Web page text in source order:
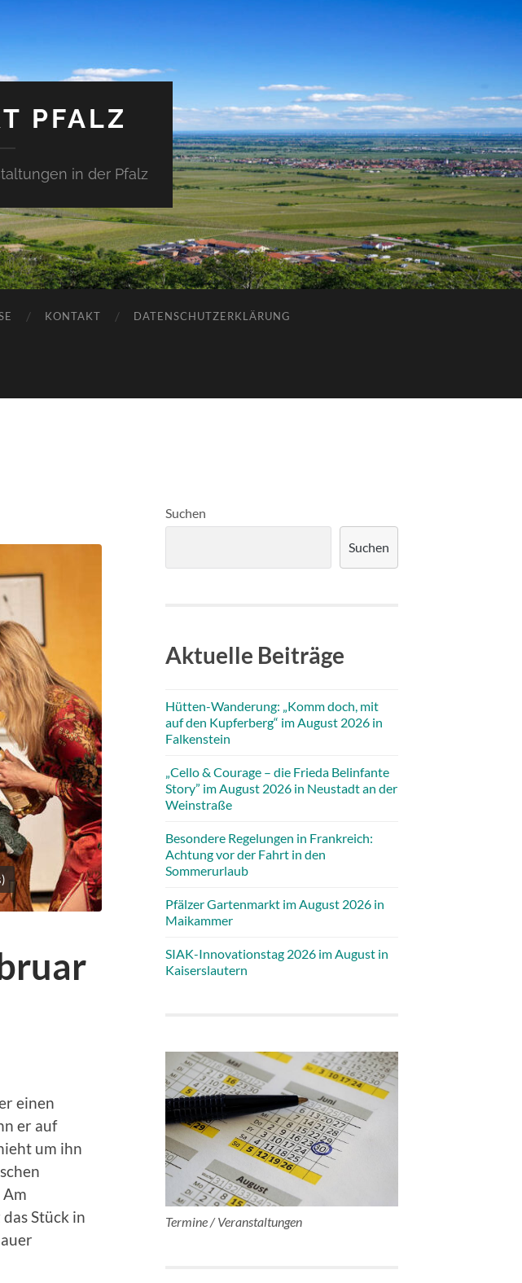
PFALZ
in der Pfalz
KONTAKT DATENSCHUTZERKLÄRUNG
einen
er auf
um ihn
Stück in
Suchen
Suchen
Aktuelle Beiträge
Hütten-Wanderung: „Komm doch, mit
auf den Kupferberg“ im August 2026 in
Falkenstein
„Cello & Courage – die Frieda Belinfante
Story” im August 2026 in Neustadt an der
Weinstraße
Besondere Regelungen in Frankreich:
Achtung vor der Fahrt in den
Sommerurlaub
Pfälzer Gartenmarkt im August 2026 in
Maikammer
SIAK-Innovationstag 2026 im August in
Kaiserslautern
Termine / Veranstaltungen